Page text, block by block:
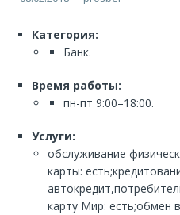
Категория:
Банк.
Время работы:
пн-пт 9:00–18:00.
Услуги:
обслуживание
карты:
карту Мир: есть;обмен